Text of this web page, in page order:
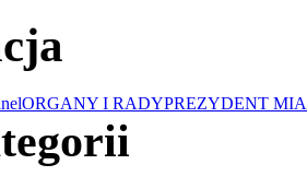
ORGANY I RADYPREZYDENT